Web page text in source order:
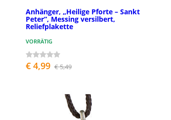
Anhänger, „Heilige Pforte – Sankt
Peter“, Messing versilbert,
Reliefplakette
VORRÄTIG
€ 4,99 € 5,49